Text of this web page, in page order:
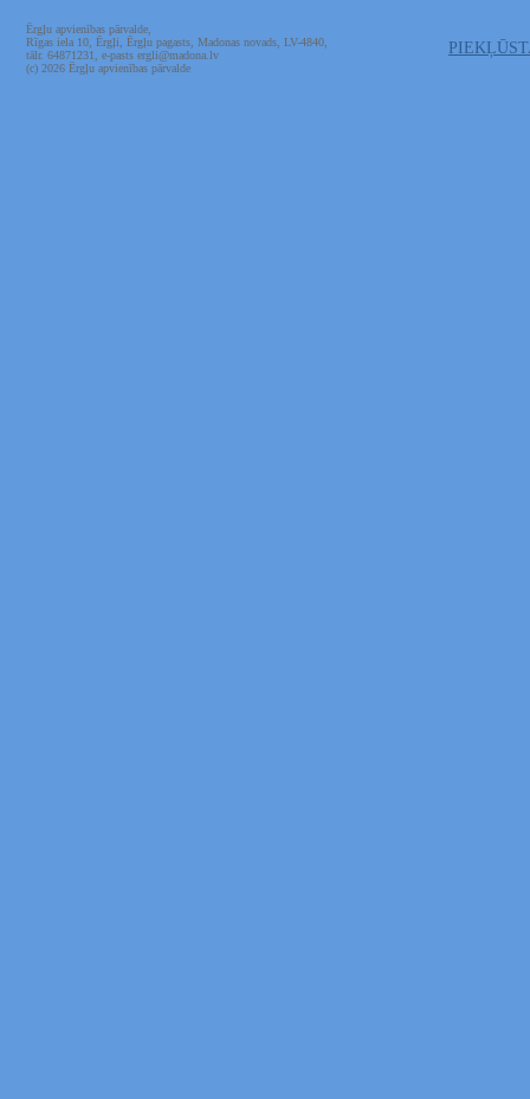
Ērgļu apvienības pārvalde,
Rīgas iela 10, Ērgļi, Ērgļu pagasts, Madonas novads, LV-4840,
tālr. 64871231, e-pasts ergli@madona.lv
(c) 2026 Ērgļu apvienības pārvalde